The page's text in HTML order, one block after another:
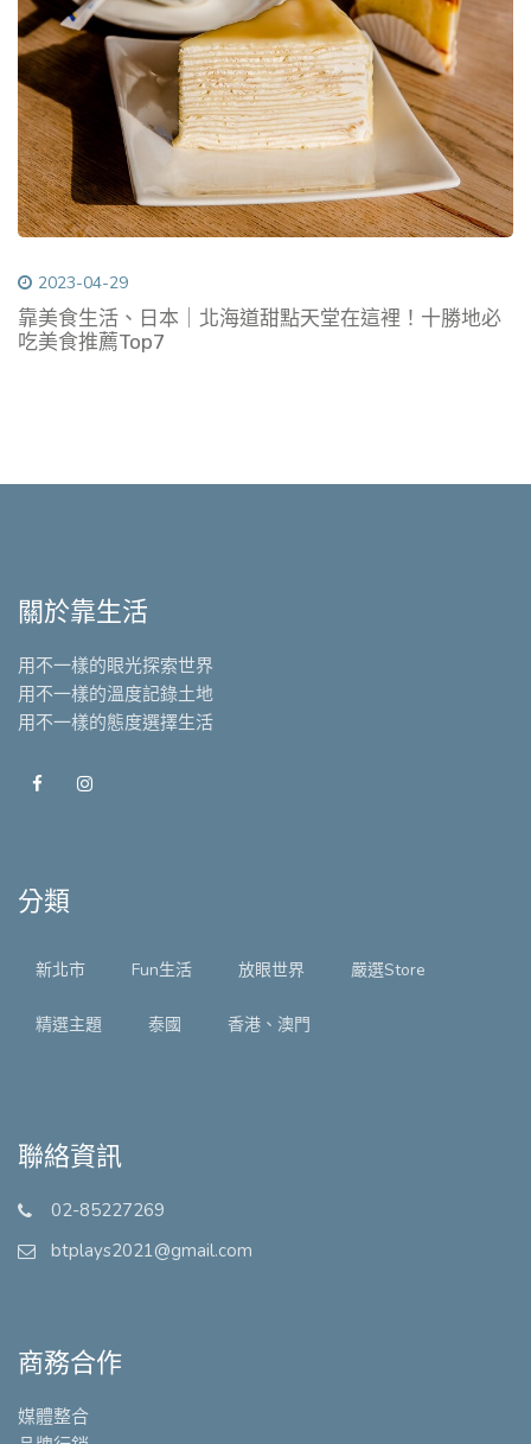
2023-04-29
靠美食生活、日本｜北海道甜點天堂在這裡！十勝地必
吃美食推薦Top7
關於靠生活
用不一樣的眼光探索世界
用不一樣的溫度記錄土地
用不一樣的態度選擇生活
分類
新北市 Fun生活 放眼世界 嚴選Store
精選主題 泰國 香港、澳門
聯絡資訊
02-85227269
btplays2021@gmail.com
商務合作
媒體整合